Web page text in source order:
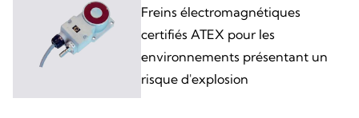
Freins électromagnétiques
certifiés ATEX pour les
environnements présentant un
risque d'explosion